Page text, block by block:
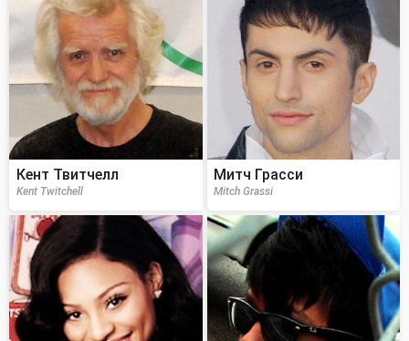
Кент Твитчелл
Kent Twitchell
Митч Грасси
Mitch Grassi